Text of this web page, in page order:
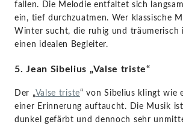
fallen. Die Melodie entfaltet sich
ein, tief durchzuatmen. Wer klassische
Winter sucht, die ruhig und träumerisch
einen idealen Begleiter.
5. Jean Sibelius „Valse triste“
Der „Valse triste“ von Sibelius klingt wie
einer Erinnerung auftaucht. Die Musik ist
dunkel gefärbt und dennoch sehr